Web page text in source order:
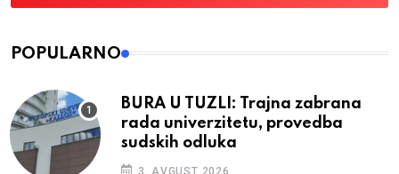
POPULARNO
BURA U TUZLI: Trajna zabrana
rada univerzitetu, provedba
sudskih odluka
3. AVGUST 2026.